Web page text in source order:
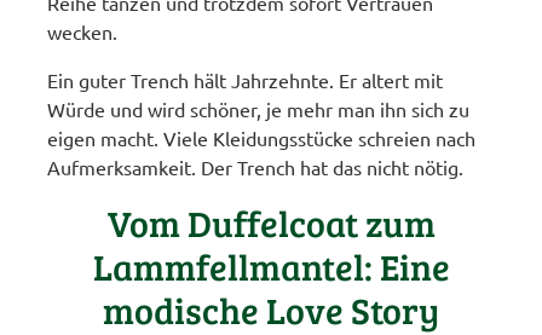
wecken.
Ein guter Trench hält Jahrzehnte. Er altert mit
Würde und wird schöner, je mehr man ihn sich zu
eigen macht. Viele Kleidungsstücke schreien nach
Aufmerksamkeit. Der Trench hat das nicht nötig.
Vom Duffelcoat zum
Lammfellmantel: Eine
modische Love Story